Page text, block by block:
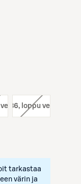
36, loppu verkosta
tarkastaa
värin ja